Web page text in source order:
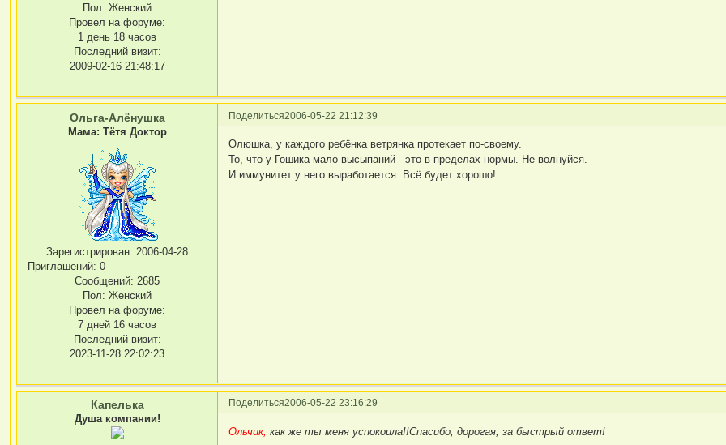
Пол: Женский
Провел на форуме:
1 день 18 часов
Последний визит:
2009-02-16 21:48:17
Поделиться2006-05-22 21:12:39
Ольга-Алёнушка
Мама: Тётя Доктор
Зарегистрирован: 2006-04-28
Приглашений: 0
Сообщений: 2685
Пол: Женский
Провел на форуме:
7 дней 16 часов
Последний визит:
2023-11-28 22:02:23
Олюшка, у каждого ребёнка ветрянка протекает по-своему.
То, что у Гошика мало высыпаний - это в пределах нормы. Не волнуйся.
И иммунитет у него выработается. Всё будет хорошо!
Поделиться2006-05-22 23:16:29
Капелька
Душа компании!
Ольчик, как же ты меня успокоила!!Спасибо, дорогая, за быстрый ответ!